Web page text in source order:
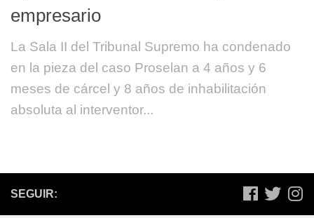
empresario
La Sala II del Tribunal Supremo ha condenado
en la pieza del caso Proselan a 4 años y 6
meses de cárcel y 8 años de inhabilitación
absoluta al interventor...
SEGUIR: